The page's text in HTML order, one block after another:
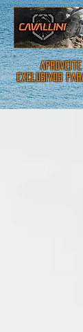
aproveite
exclusivos